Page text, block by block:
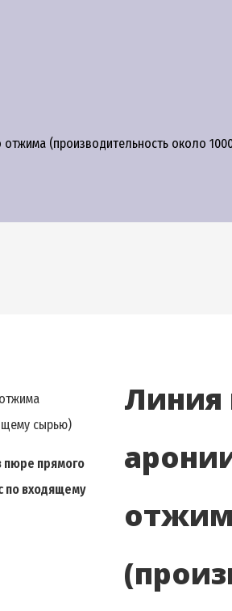
(производительность около
пюре прямого
по входящему
Линия